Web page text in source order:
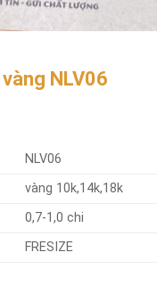
NLV06
NLV06
vàng 10k,14k,18k
0,7-1,0 chi
FRESIZE